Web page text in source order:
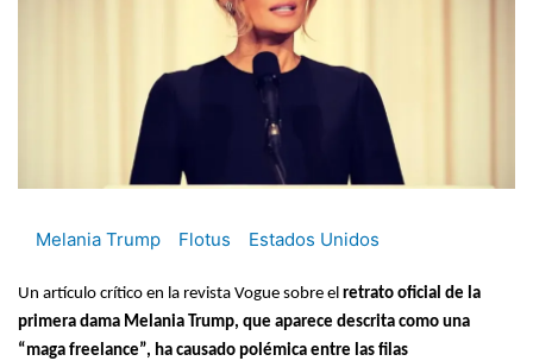
Melania Trump Flotus Estados Unidos
Un artículo crítico en la revista Vogue sobre el retrato oficial de la
primera dama Melania Trump, que aparece descrita como una
“maga freelance”, ha causado polémica entre las filas